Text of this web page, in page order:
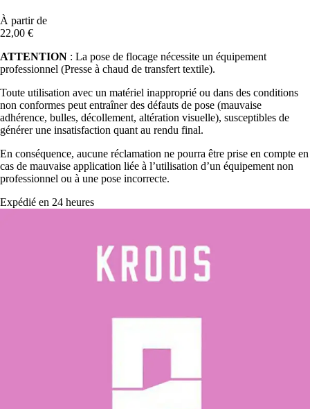
À partir de
22,00 €
ATTENTION : La pose de flocage nécessite un équipement
professionnel (Presse à chaud de transfert textile).
Toute utilisation avec un matériel inapproprié ou dans des conditions
non conformes peut entraîner des défauts de pose (mauvaise
adhérence, bulles, décollement, altération visuelle), susceptibles de
générer une insatisfaction quant au rendu final.
En conséquence, aucune réclamation ne pourra être prise en compte en
cas de mauvaise application liée à l’utilisation d’un équipement non
professionnel ou à une pose incorrecte.
Expédié en 24 heures